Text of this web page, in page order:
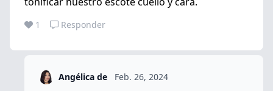
1 Responder
Angélica de Feb. 26, 2024